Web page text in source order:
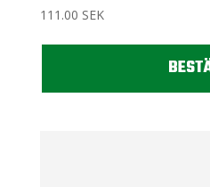
111.00 SEK